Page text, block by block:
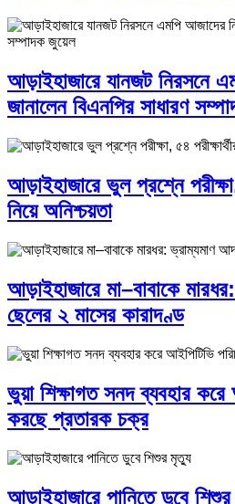
আড়াইহাজারে যানজট নিরসনে
জানালেন বিএনপির সাধারণ
আড়াইহাজারে ভুল প্রশ্নে
নিয়ে অনিশ্চয়তা
আড়াইহাজারে মা–বাবাকে
ছেলের ২ মাসের কারাদণ্ড
ভুয়া শিক্ষাগত সনদ ব্যবহার করে
করছে প্রতারক চক্র
আড়াইহাজারে পানিতে ডুবে